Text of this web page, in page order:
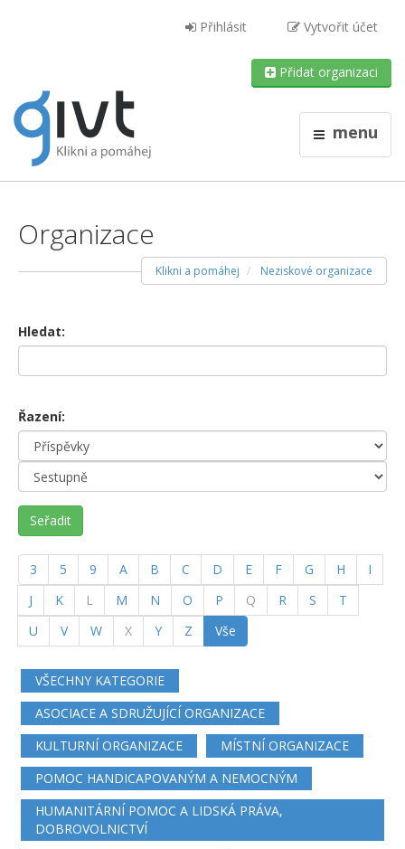
Přihlásit Vytvořit účet
Přidat organizaci
menu
Organizace
Klikni a pomáhej Neziskové organizace
Hledat:
Řazení:
Seřadit
3 5 9 A B C D E F G H
I
J
K L M N O P Q R S
T
U
V W X Y Z Vše
VŠECHNY KATEGORIE
ASOCIACE A SDRUŽUJÍCÍ ORGANIZACE
KULTURNÍ ORGANIZACE
MÍSTNÍ ORGANIZACE
POMOC HANDICAPOVANÝM A NEMOCNÝM
HUMANITÁRNÍ POMOC A LIDSKÁ PRÁVA,
DOBROVOLNICTVÍ